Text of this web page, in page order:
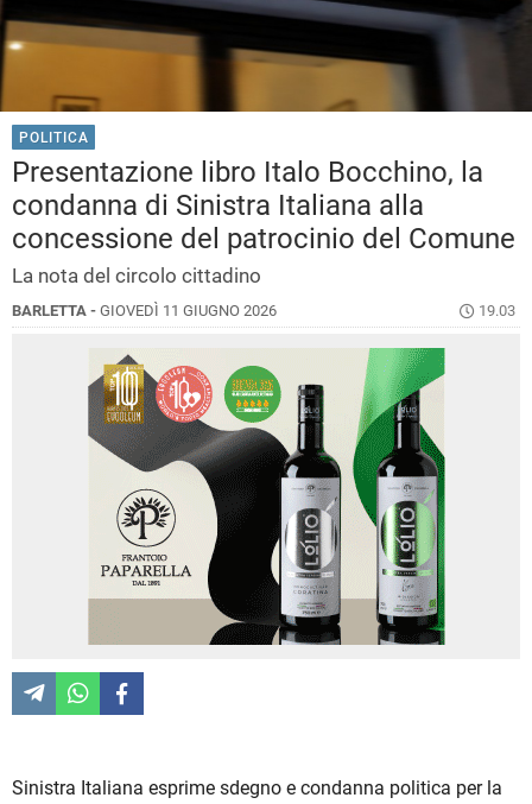
POLITICA
Presentazione libro Italo Bocchino, la
condanna di Sinistra Italiana alla
concessione del patrocinio del Comune
La nota del circolo cittadino
BARLETTA - GIOVEDÌ 11 GIUGNO 2026 19.03
Sinistra Italiana esprime sdegno e condanna politica per la